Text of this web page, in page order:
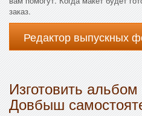
заказ.
Редактор выпускных
Изготовить
Довбыш